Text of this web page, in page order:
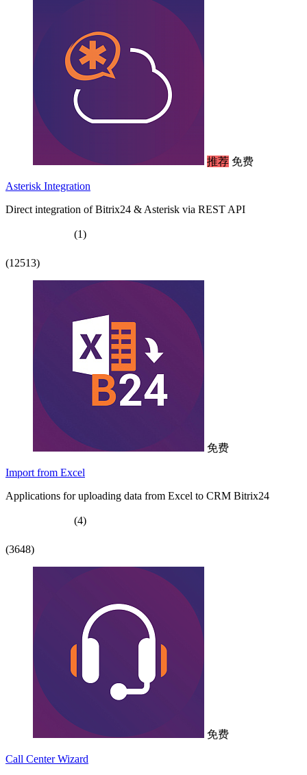
推荐 免费
Asterisk Integration
Direct integration of Bitrix24 & Asterisk via REST API
(1)
(12513)
免费
Import from Excel
Applications for uploading data from Excel to CRM Bitrix24
(4)
(3648)
免费
Call Center Wizard